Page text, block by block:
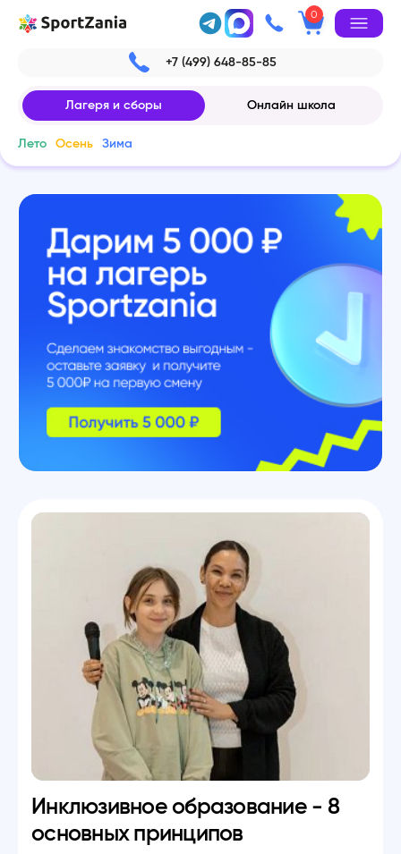
0
+7 (499) 648-85-85
Лагеря и сборы Онлайн школа
Лето Осень Зима
Инклюзивное образование - 8
основных принципов